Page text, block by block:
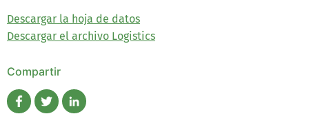
Descargar la hoja de datos
Descargar el archivo Logistics
Compartir